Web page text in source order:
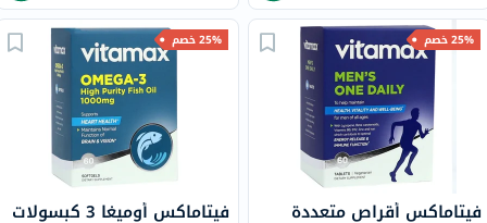
25% خصم
فيتاماكس أقراص متعددة
25% خصم
فيتاماكس أوميغا 3 كبسولات